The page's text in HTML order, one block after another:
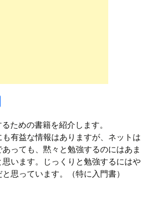
ための書籍を紹介します。
有益な情報はありますが、ネットは
っても、黙々と勉強するのにはあま
思います。じっくりと勉強するにはや
思っています。（特に入門書）